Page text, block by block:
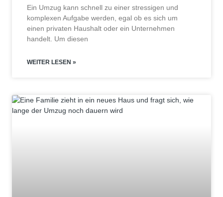
Ein Umzug kann schnell zu einer stressigen und
komplexen Aufgabe werden, egal ob es sich um
einen privaten Haushalt oder ein Unternehmen
handelt. Um diesen
WEITER LESEN »